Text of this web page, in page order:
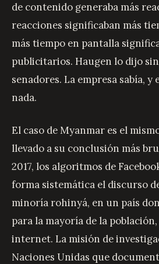
de contenido generaba más
reacciones significaban más
más tiempo en pantalla
publicitarios. Haugen lo dijo
senadores. La empresa sabía,
nada.
El caso de Myanmar es el
llevado a su conclusión más
2017, los algoritmos de
forma sistemática el discurso
minoría rohinyá, en un país
para la mayoría de la
internet. La misión de
Naciones Unidas que